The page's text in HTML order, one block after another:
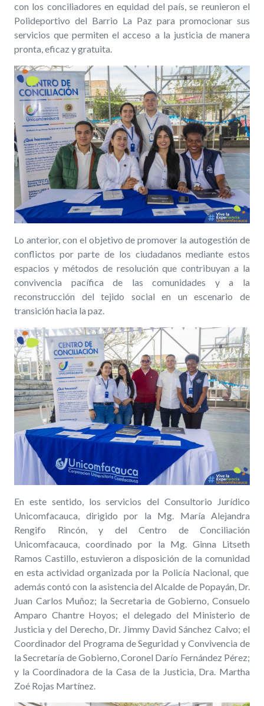
con los conciliadores en equidad del país, se reunieron el
Polideportivo del Barrio La Paz para promocionar sus
servicios que permiten el acceso a la justicia de manera
pronta, eficaz y gratuita.
Lo anterior, con el objetivo de promover la autogestión de
conflictos por parte de los ciudadanos mediante estos
espacios y métodos de resolución que contribuyan a la
convivencia pacífica de las comunidades y a la
reconstrucción del tejido social en un escenario de
transición hacia la paz.
En este sentido, los servicios del Consultorio Jurídico
Unicomfacauca, dirigido por la Mg. María Alejandra
Rengifo Rincón, y del Centro de Conciliación
Unicomfacauca, coordinado por la Mg. Ginna Litseth
Ramos Castillo, estuvieron a disposición de la comunidad
en esta actividad organizada por la Policía Nacional, que
además contó con la asistencia del Alcalde de Popayán, Dr.
Juan Carlos Muñoz; la Secretaria de Gobierno, Consuelo
Amparo Chantre Hoyos; el delegado del Ministerio de
Justicia y del Derecho, Dr. Jimmy David Sánchez Calvo; el
Coordinador del Programa de Seguridad y Convivencia de
la Secretaría de Gobierno, Coronel Darío Fernández Pérez;
y la Coordinadora de la Casa de la Justicia, Dra. Martha
Zoé Rojas Martínez.